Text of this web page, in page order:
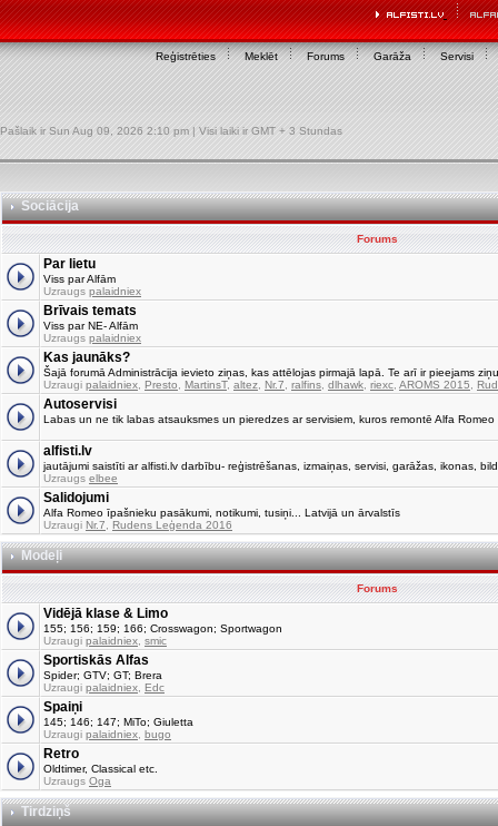
Reģistrēties Meklēt Forums Garāža Servisi
Pašlaik ir Sun Aug 09, 2026 2:10 pm | Visi laiki ir GMT + 3 Stundas
Sociācija
Forums
Par lietu
Viss par Alfām
Uzraugs palaidniex
Brīvais temats
Viss par NE- Alfām
Uzraugs palaidniex
Kas jaunāks?
Šajā forumā Administrācija ievieto ziņas, kas attēlojas pirmajā lapā. Te arī ir pieejams
Uzraugi palaidniex Presto MartinsT, altez Nr.7 ralfins dlhawk riexc AROMS 2015
Autoservisi
Labas un ne tik labas atsauksmes un pieredzes ar servisiem, kuros remontē Alfa Romeo
alfisti.lv
jautājumi saistīti ar alfisti.lv darbību- reģistrēšanas, izmaiņas, servisi, garāžas, ikonas,
Uzraugs elbee
Salidojumi
Alfa Romeo īpašnieku pasākumi, notikumi, tusiņi... Latvijā un ārvalstīs
Uzraugi Nr.7 Rudens Leģenda 2016
Modeļi
Forums
Vidējā klase & Limo
155; 156; 159; 166; Crosswagon; Sportwagon
Uzraugi palaidniex smic
Sportiskās Alfas
Spider; GTV; GT; Brera
Uzraugi palaidniex Edc
Spaiņi
145; 146; 147; MiTo; Giuletta
Uzraugi palaidniex bugo
Retro
Oldtimer, Classical etc.
Uzraugs Oga
Tirdziņš